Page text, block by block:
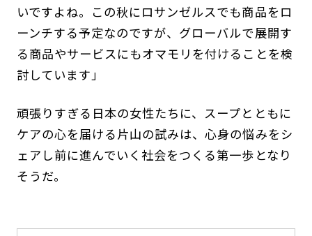
いですよね。この秋にロサンゼルスでも商品をロ
ーンチする予定なのですが、グローバルで展開す
る商品やサービスにもオマモリを付けることを検
討しています」
頑張りすぎる日本の女性たちに、スープとともに
ケアの心を届ける片山の試みは、心身の悩みをシ
ェアし前に進んでいく社会をつくる第一歩となり
そうだ。